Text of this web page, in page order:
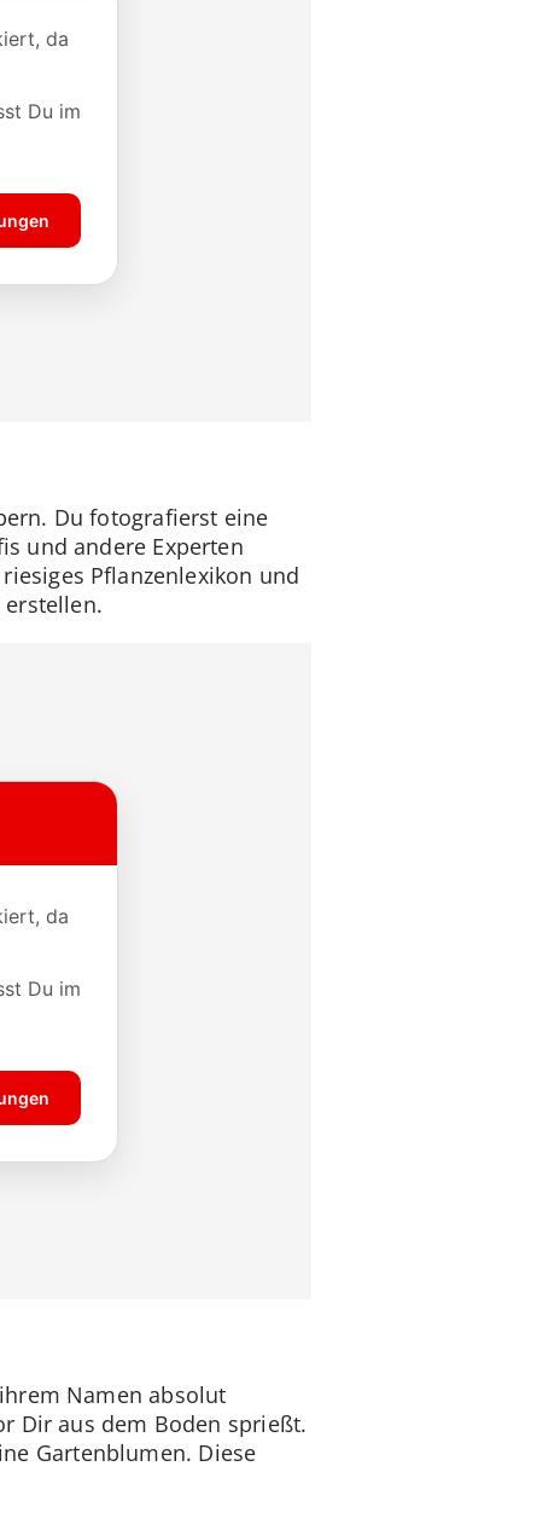
Du fotografierst eine
und andere Experten
Pflanzenlexikon und
erstellen.
Namen absolut
Dir aus dem Boden sprießt.
Gartenblumen. Diese